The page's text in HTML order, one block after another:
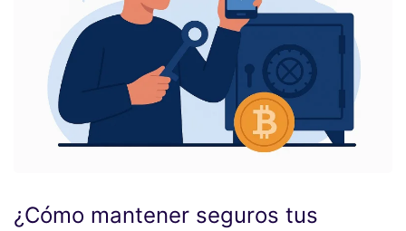
¿Cómo mantener seguros tus